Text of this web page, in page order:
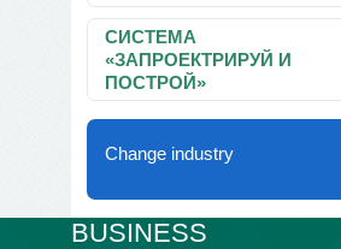
СИСТЕМА
«ЗАПРОЕКТРИРУЙ И
ПОСТРОЙ»
Change industry
BUSINESS